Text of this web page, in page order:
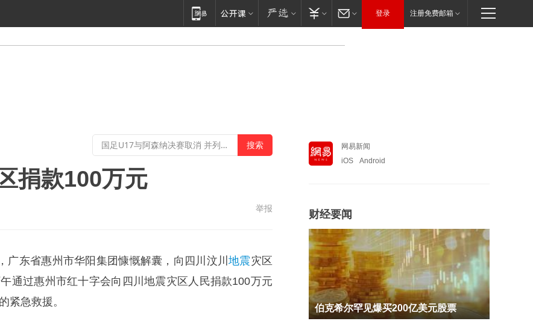
登录 注册免费邮箱
捐款100万元
举报
广东省惠州市华阳集团慷慨解囊，向四川汶川地震 灾区
通过惠州市红十字会向四川地震灾区人民捐款100万元
紧急救援。
网易新闻
iOS
Android
财经要闻
伯克希尔罕见爆买200亿美元股票